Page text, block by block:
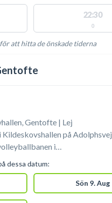
22:30
0
att hitta de önskade tiderna
Gentofte | Lej
på Adolphsvej
i
Der er volleyballnet
i Kildeskovshallen. Medbring
dessa datum:
Sön 9. Aug